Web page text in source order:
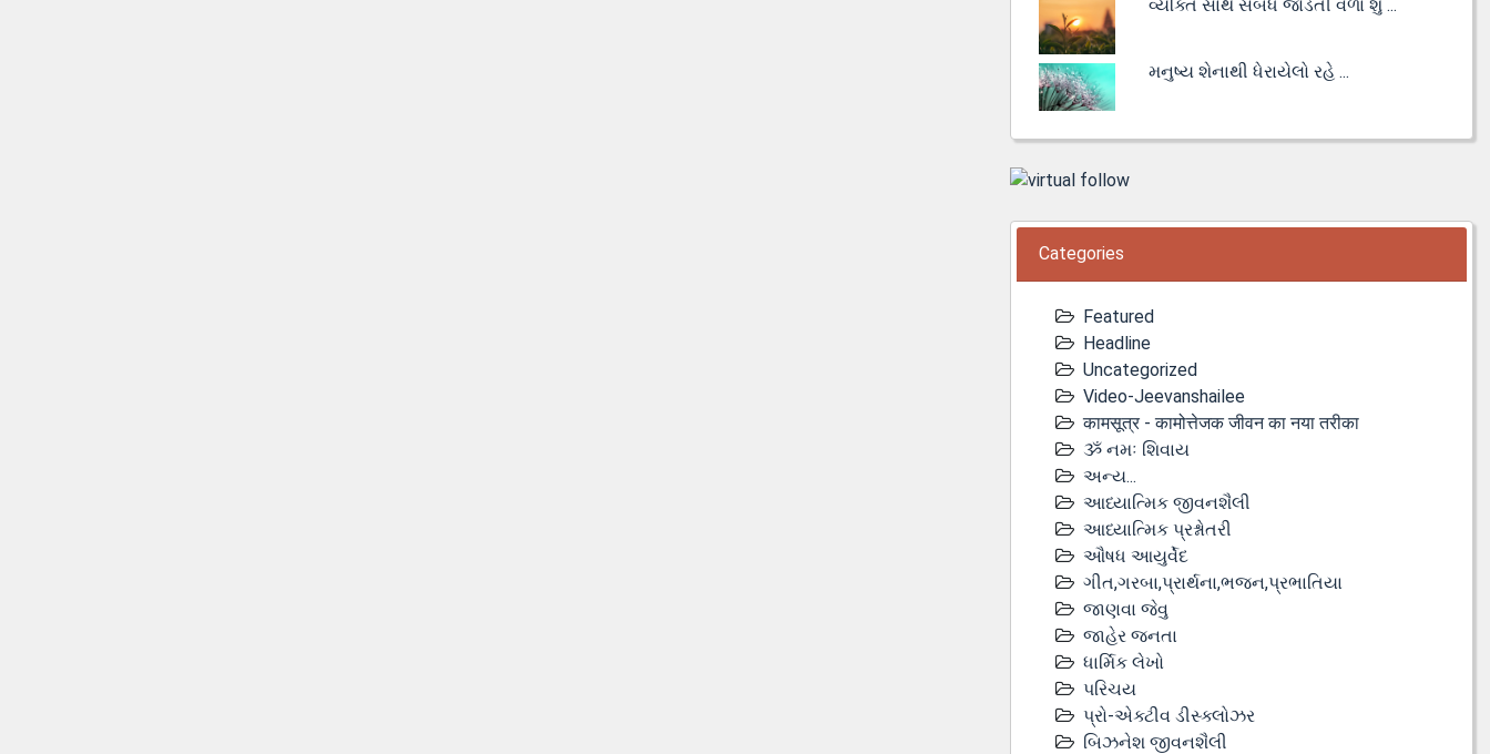
વ્યક્તિ સાથે સંબંધ જોડતી વેળા શું ...
મનુષ્ય શેનાથી ધેરાયેલો રહે ...
Categories
Featured
Headline
Uncategorized
Video-Jeevanshailee
कामसूत्र - कामोत्तेजक जीवन का नया तरीका
ૐ નમઃ શિવાય
અન્ય...
આધ્યાત્મિક જીવનશૈલી
આધ્યાત્મિક પ્રશ્નોતરી
ઔષધ આયુર્વેદ
ગીત,ગરબા,પ્રાર્થના,ભજન,પ્રભાતિયા
જાણવા જેવુ
જાહેર જનતા
ધાર્મિક લેખો
પરિચય
પ્રો-એક્ટીવ ડીસ્‍ક્લોઝર
બિઝનેશ જીવનશૈલી